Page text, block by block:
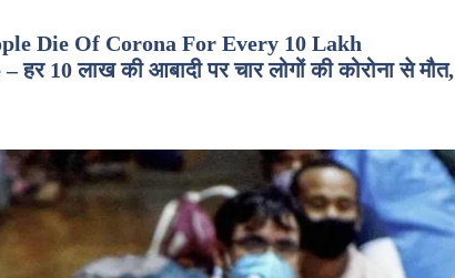
Die Of Corona For Every 10 Lakh
10 लाख की आबादी पर चार लोगों की कोरोना से मौत,